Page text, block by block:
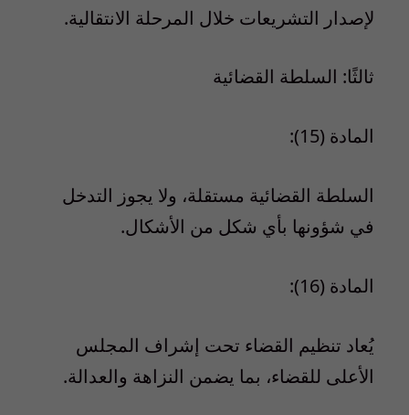
لإصدار التشريعات خلال المرحلة الانتقالية.
ثالثًا: السلطة القضائية
المادة (15):
السلطة القضائية مستقلة، ولا يجوز التدخل
في شؤونها بأي شكل من الأشكال.
المادة (16):
يُعاد تنظيم القضاء تحت إشراف المجلس
الأعلى للقضاء، بما يضمن النزاهة والعدالة.